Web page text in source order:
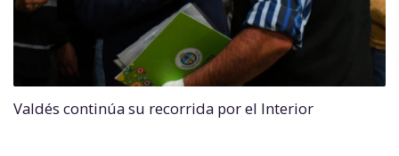
Valdés continúa su recorrida por el Interior